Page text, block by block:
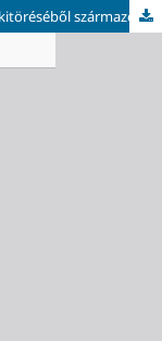
Egy bihari nemes szerepe a Vezúv 1822. évi kitöréséből származó mintáknak a Pannonhalmi Bencés Főapátságban őrzött Mitterpacher-gyűjteménybe kerülésében